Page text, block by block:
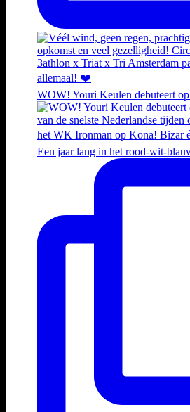
WOW! Youri Keulen debuteert
Een jaar lang in het rood-wit-